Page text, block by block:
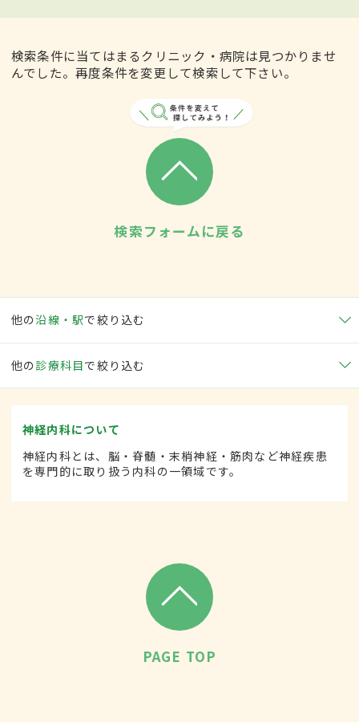
検索条件に当てはまるクリニック・病院は見つかりませ
んでした。再度条件を変更して検索して下さい。
検索フォームに戻る
他の沿線・駅で絞り込む
他の 診療科目で絞り込む
神経内科について
神経内科とは、脳・脊髄・末梢神経・筋肉など神経疾患
を専門的に取り扱う内科の一領域です。
PAGE TOP